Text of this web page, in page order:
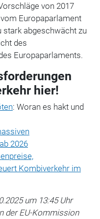
von 2017
Europaparlament
stark abgeschwächt zu
des
Europaparlaments.
hier!
: Woran es hakt und
2026
Kombiverkehr im
um 13:45 Uhr
der EU-Kommission